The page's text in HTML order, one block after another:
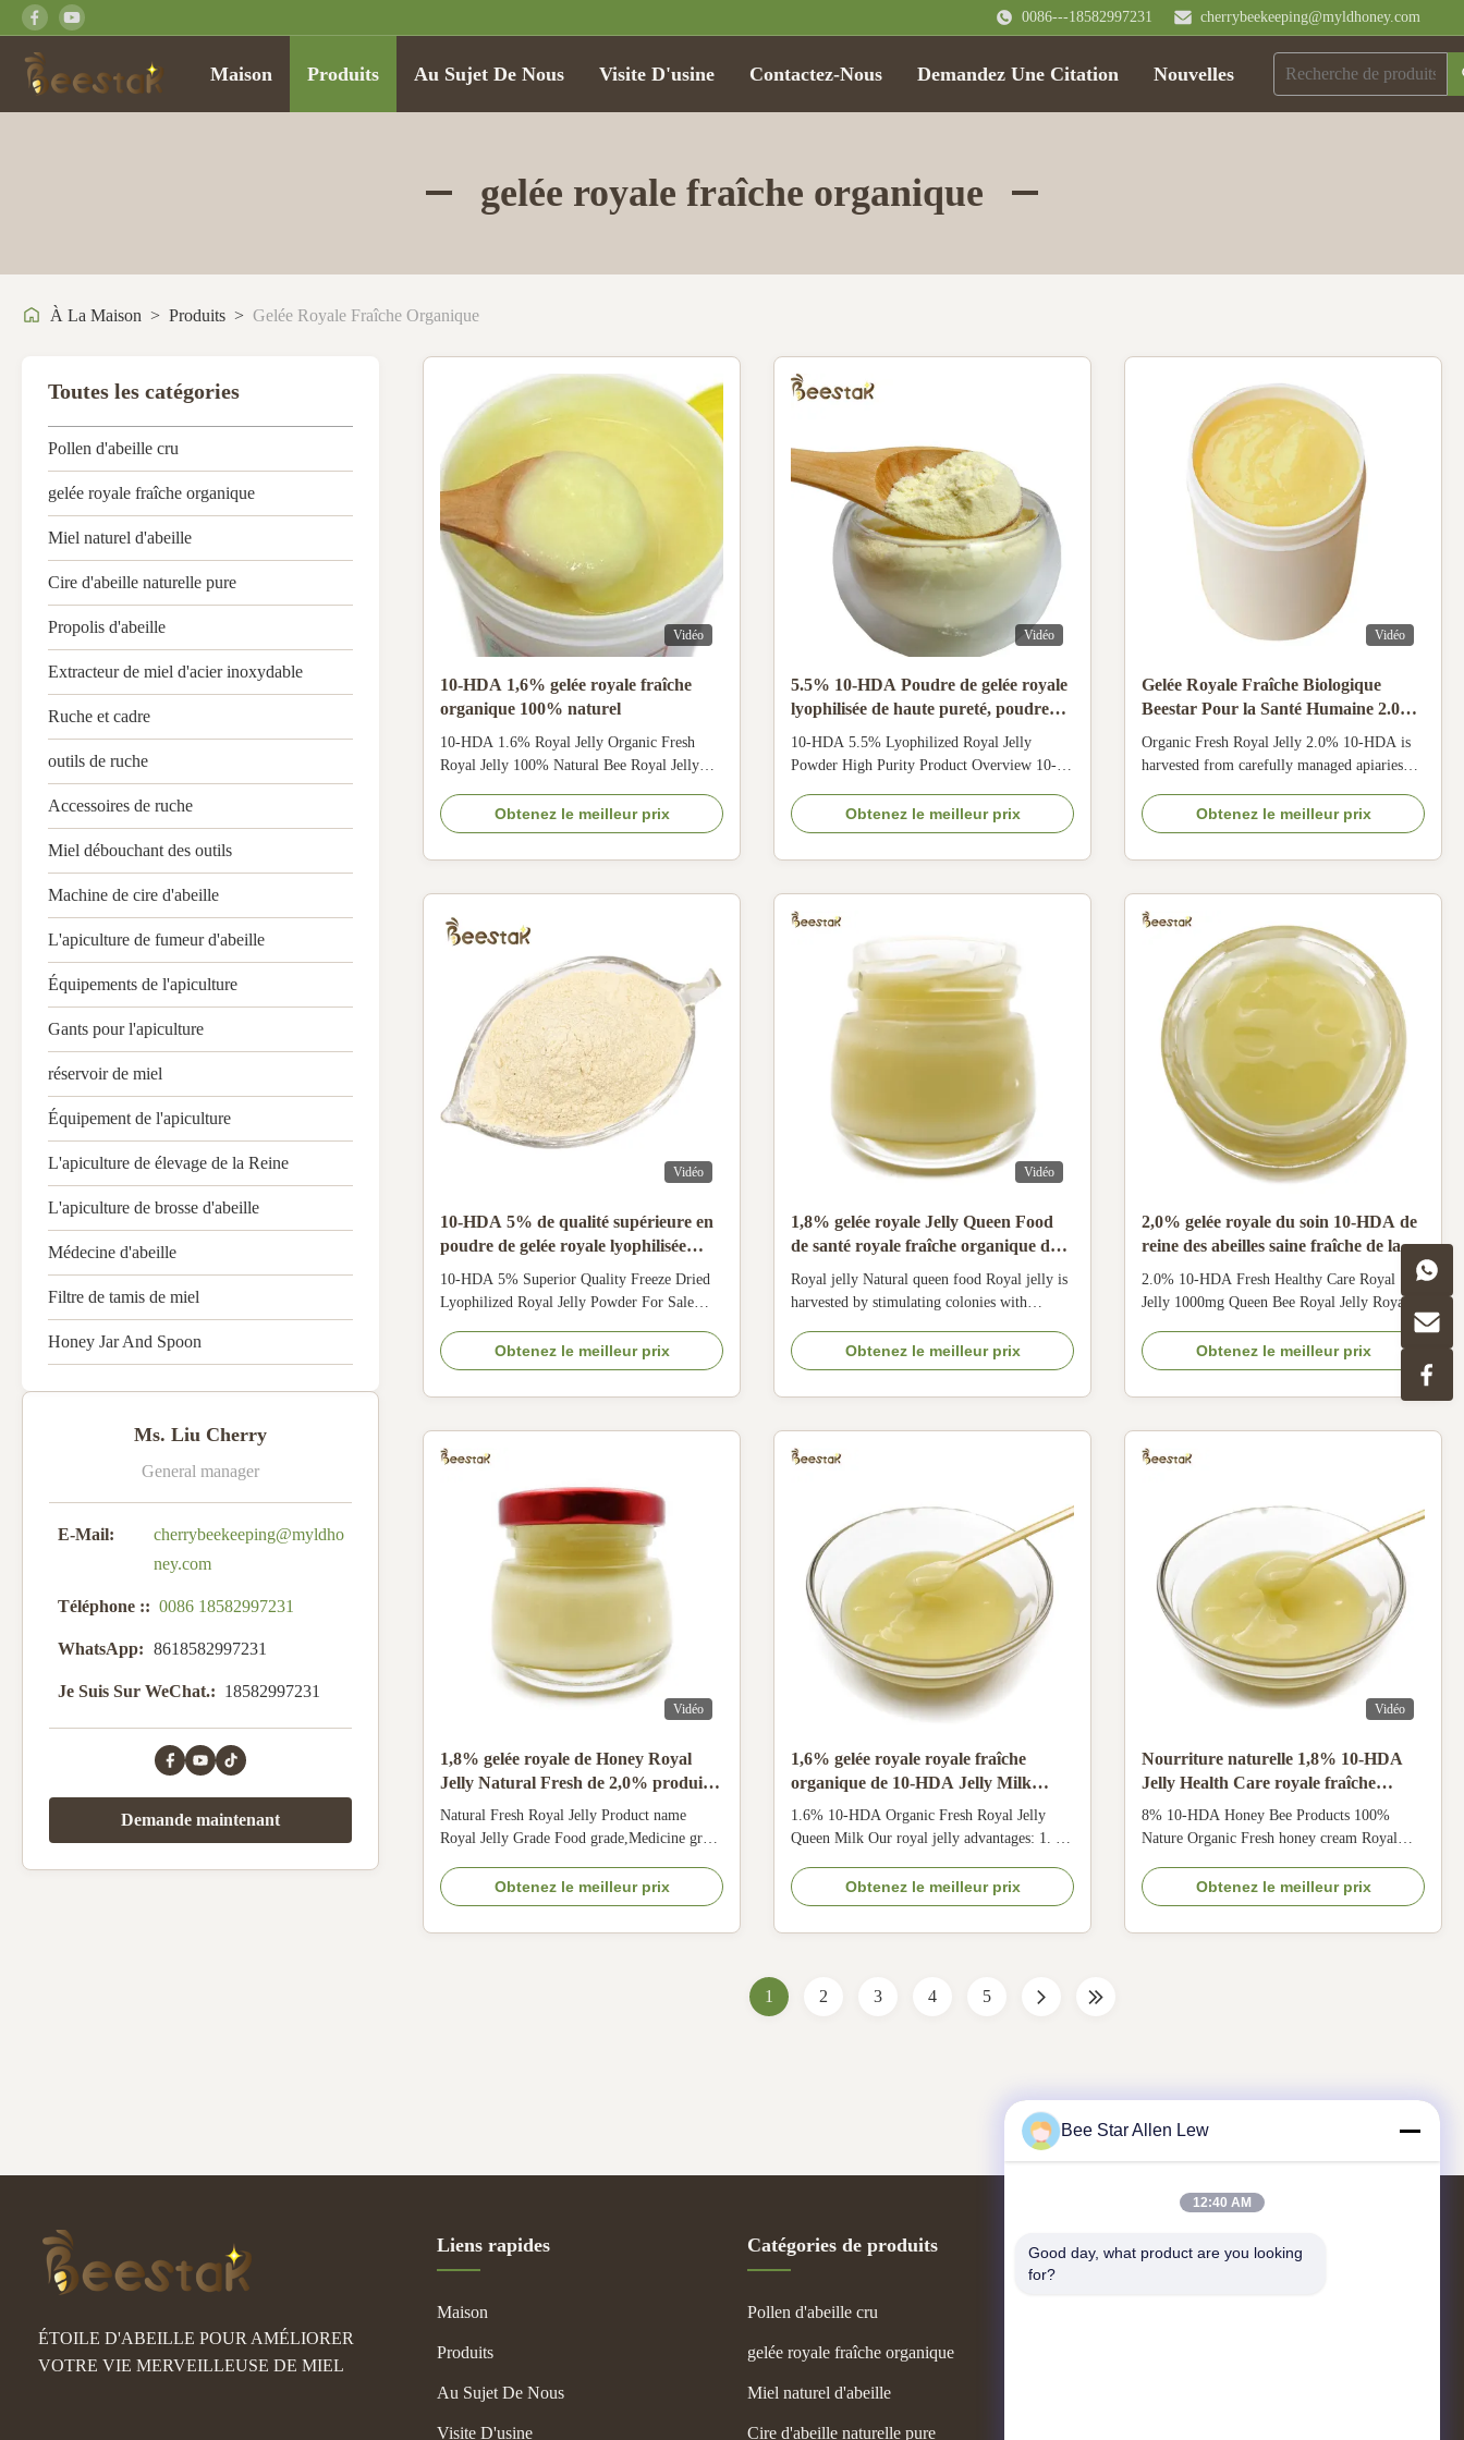
0086---18582997231 cherrybeekeeping@myldhoney.com
Maison Produits Au Sujet De Nous Visite D'usine Contactez-Nous Demandez Une Citation Nouvelles
gelée royale fraîche organique
À La Maison > Produits > Gelée Royale Fraîche Organique
Toutes les catégories
Pollen d'abeille cru
gelée royale fraîche organique
Miel naturel d'abeille
Cire d'abeille naturelle pure
Propolis d'abeille
Extracteur de miel d'acier inoxydable
Ruche et cadre
outils de ruche
Accessoires de ruche
Miel débouchant des outils
Machine de cire d'abeille
L'apiculture de fumeur d'abeille
Équipements de l'apiculture
Gants pour l'apiculture
réservoir de miel
Équipement de l'apiculture
L'apiculture de élevage de la Reine
L'apiculture de brosse d'abeille
Médecine d'abeille
Filtre de tamis de miel
Honey Jar And Spoon
Ms. Liu Cherry
General manager
E-Mail:
cherrybeekeeping@myldho
ney.com
Téléphone :: 0086 18582997231
WhatsApp: 8618582997231
Je Suis Sur WeChat.: 18582997231
Demande maintenant
Vidéo
10-HDA 1,6% gelée royale fraîche
organique 100% naturel
10-HDA 1.6% Royal Jelly Organic Fresh
Royal Jelly 100% Natural Bee Royal Jelly
jelly, including the followings: 1. It can
improve the nutrition of the human body,
stabilize the mood, and supplement the brain.
Obtenez le meilleur prix
Vidéo
5.5% 10-HDA Poudre de gelée royale
lyophilisée de haute pureté, poudre
jaune clair
10-HDA 5.5% Lyophilized Royal Jelly
Powder High Purity Product Overview 10-
High Purity Latest Date Royal Jelly Product
Royal jelly lyophilized powder is a processed
product of royal jelly. It is a powdery
Obtenez le meilleur prix
Vidéo
Gelée Royale Fraîche Biologique
Beestar Pour la Santé Humaine 2.0%
10-HDA
Organic Fresh Royal Jelly 2.0% 10-HDA is
harvested from carefully managed apiaries
preserve its natural freshness and quality.
Each batch is produced under a strict quality
management system and tested for key
Obtenez le meilleur prix
Vidéo
10-HDA 5% de qualité supérieure en
poudre de gelée royale lyophilisée
séchée
10-HDA 5% Superior Quality Freeze Dried
Lyophilized Royal Jelly Powder For Sale
product of royal jelly. It is a powdery
substance obtained by drying the refrigerated
royal jelly at low temperature. Every 3 kg of
Obtenez le meilleur prix
Vidéo
1,8% gelée royale Jelly Queen Food
de santé royale fraîche organique de
vita de 10-HDA
Royal jelly Natural queen food Royal jelly is
harvested by stimulating colonies with
Royal jelly is collected from each individual
queen cell when the queen larvae are about
four days old. Since the product is perishable,
Obtenez le meilleur prix
2,0% gelée royale du soin 10-HDA de
reine des abeilles saine fraîche de la
gelée royale 1000mg
2.0% 10-HDA Fresh Healthy Care Royal
Jelly 1000mg Queen Bee Royal Jelly Royal
jelly is also called royal jelly and bee jelly. It
is a mixture secreted by the head vegetative
glands and upper jaw (collectively called the
royal jelly glands) of the young (3-15 days
Obtenez le meilleur prix
Vidéo
1,8% gelée royale de Honey Royal
Jelly Natural Fresh de 2,0% produits
de l'abeille 10-HDA
Natural Fresh Royal Jelly Product name
Royal Jelly Grade Food grade,Medicine grade
2%can be choose ) Appearance Creamy
yellow liquid 1.It can treat anemia, and some
of its substances can supplement
Obtenez le meilleur prix
1,6% gelée royale royale fraîche
organique de 10-HDA Jelly Milk
Queen Bee Fresh
1.6% 10-HDA Organic Fresh Royal Jelly
Queen Milk Our royal jelly advantages: 1. It
jelly producing area in China, and it was
collected in July. It is very fresh 2. Our royal
jelly is all natural, without any additive 3.
Obtenez le meilleur prix
Vidéo
Nourriture naturelle 1,8% 10-HDA
Jelly Health Care royale fraîche
organique de la Reine
8% 10-HDA Honey Bee Products 100%
Nature Organic Fresh honey cream Royal
bad quality ? Good quality royal jelly must
satisfy 4 requirements: 1,the color must be
light yellow to yellow. More fresh , the color
Obtenez le meilleur prix
1 2 3 4 5
ÉTOILE D'ABEILLE POUR AMÉLIORER
VOTRE VIE MERVEILLEUSE DE MIEL
Liens rapides
Maison
Produits
Au Sujet De Nous
Visite D'usine
Catégories de produits
Pollen d'abeille cru
gelée royale fraîche organique
Miel naturel d'abeille
Cire d'abeille naturelle pure
Nous contacter
Bee Star Allen Lew
12:40 AM
Good day, what product are you looking
for?